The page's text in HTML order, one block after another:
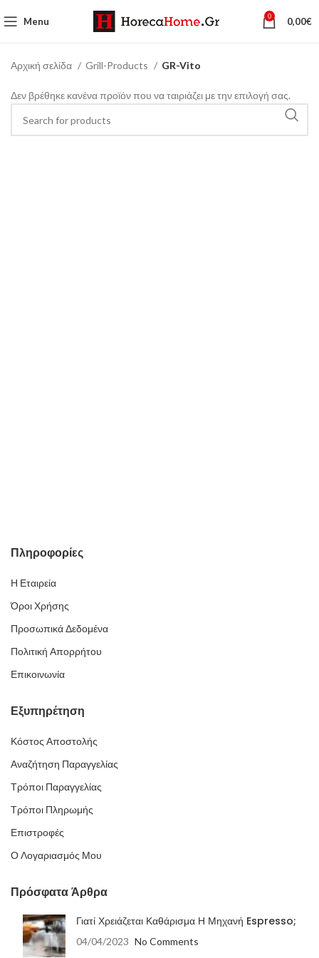
Menu 0 0,00€
Αρχική σελίδα Grill-Products GR-Vito
Δεν βρέθηκε κανένα προϊόν που να ταιριάζει με την επιλογή σας.
Πληροφορίες
Η Εταιρεία
Όροι Χρήσης
Προσωπικά Δεδομένα
Πολιτική Απορρήτου
Επικοινωνία
Εξυπηρέτηση
Κόστος Αποστολής
Αναζήτηση Παραγγελίας
Τρόποι Παραγγελίας
Τρόποι Πληρωμής
Επιστροφές
Ο Λογαριασμός Μου
Πρόσφατα Άρθρα
Γιατί Χρειάζεται Καθάρισμα Η Μηχανή Espresso;
04/04/2023 No Comments